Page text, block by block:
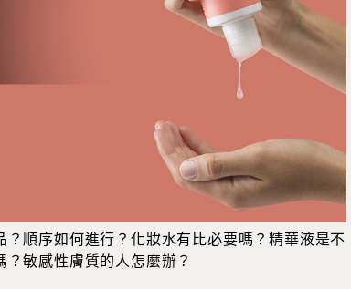
順序如何進行？化妝水有比必要嗎？精華液是不
敏感性膚質的人怎麼辦？